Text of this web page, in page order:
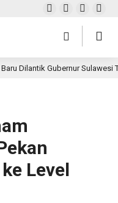
Dilantik Gubernur Sulawesi
Level